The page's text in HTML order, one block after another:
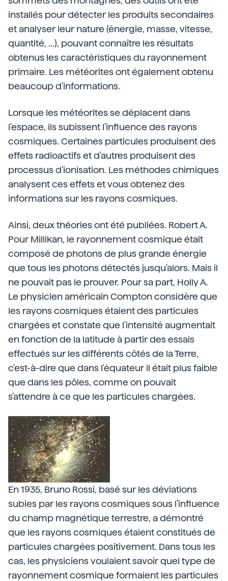
installés pour détecter les produits secondaires
et analyser leur nature (énergie, masse, vitesse,
quantité, ...), pouvant connaître les résultats
obtenus les caractéristiques du rayonnement
primaire. Les météorites ont également obtenu
beaucoup d'informations.
Lorsque les météorites se déplacent dans
l'espace, ils subissent l'influence des rayons
cosmiques. Certaines particules produisent des
effets radioactifs et d'autres produisent des
processus d'ionisation. Les méthodes chimiques
analysent ces effets et vous obtenez des
informations sur les rayons cosmiques.
Ainsi, deux théories ont été publiées. Robert A.
Pour Millikan, le rayonnement cosmique était
composé de photons de plus grande énergie
que tous les photons détectés jusqu'alors. Mais il
ne pouvait pas le prouver. Pour sa part, Holly A.
Le physicien américain Compton considère que
les rayons cosmiques étaient des particules
chargées et constate que l'intensité augmentait
en fonction de la latitude à partir des essais
effectués sur les différents côtés de la Terre,
c'est-à-dire que dans l'équateur il était plus faible
que dans les pôles, comme on pouvait
s'attendre à ce que les particules chargées.
En 1935, Bruno Rossi, basé sur les déviations
subies par les rayons cosmiques sous l'influence
du champ magnétique terrestre, a démontré
que les rayons cosmiques étaient constitués de
particules chargées positivement. Dans tous les
cas, les physiciens voulaient savoir quel type de
rayonnement cosmique formaient les particules